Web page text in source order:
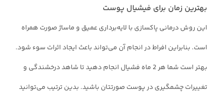
بهترین زمان برای فیشیال پوست
این روش درمانی پاکسازی با لایه‌برداری عمیق و ماساژ صورت همراه
است. بنابراین افراط در انجام آن می‌تواند باعث ایجاد اثرات سوء شود.
بهتر است شما هر 2 ماه فشیال انجام دهید تا شاهد درخشندگی و
تغییرات چشمگیری در پوست صورتتان باشید. بدین ترتیب می‌توانید